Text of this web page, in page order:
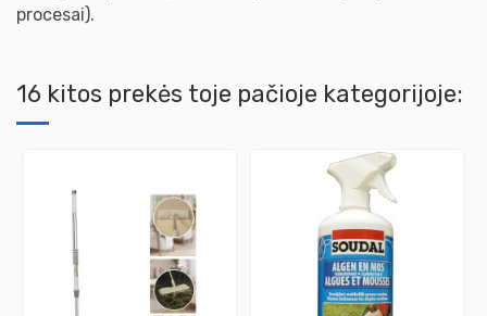
procesai).
16 kitos prekės toje pačioje kategorijoje: